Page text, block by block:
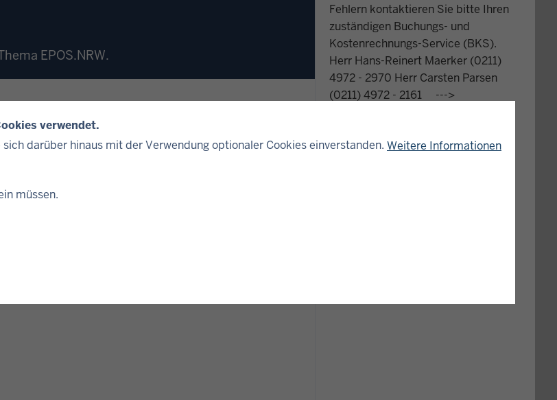
verwendet.
darüber hinaus mit der Verwendung optionaler Cookies einverstanden. Weitere Informationen
müssen.
EPOS.NRW.
Fehlern kontaktieren Sie bitte Ihren
zuständigen Buchungs- und
Kostenrechnungs-Service (BKS).
Herr Hans-Reinert Maerker (0211)
4972 - 2970 Herr Carsten Parsen
(0211) 4972 - 2161 --->